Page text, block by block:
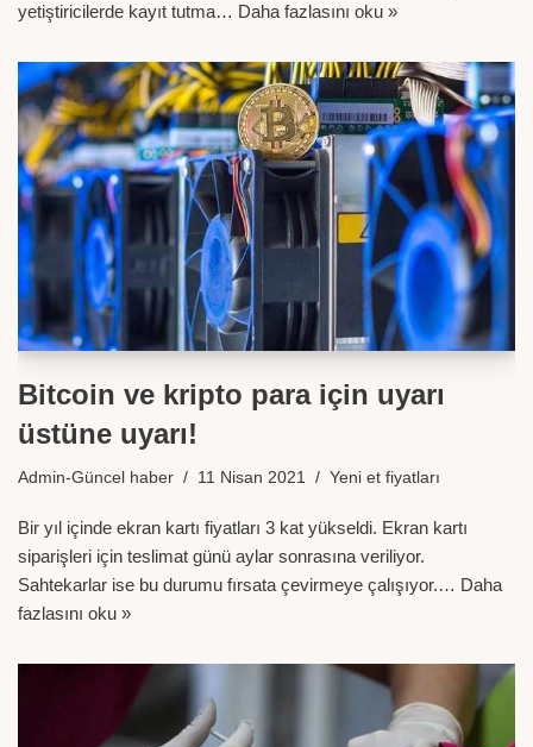
yetiştiricilerde kayıt tutma… Daha fazlasını oku »
Bitcoin ve kripto para için uyarı
üstüne uyarı!
Admin-Güncel haber 11 Nisan 2021 Yeni et fiyatları
Bir yıl içinde ekran kartı fiyatları 3 kat yükseldi. Ekran kartı
siparişleri için teslimat günü aylar sonrasına veriliyor.
Sahtekarlar ise bu durumu fırsata çevirmeye çalışıyor.… Daha
fazlasını oku »